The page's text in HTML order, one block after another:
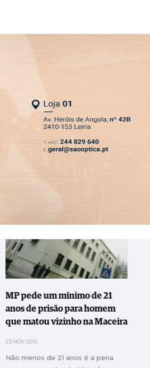
OPINIÃO CLASSIFICADOS
MP pede um mínimo de 21
anos de prisão para homem
que matou vizinho na Maceira
23 NOV 2015
Não menos de 21 anos é a pena